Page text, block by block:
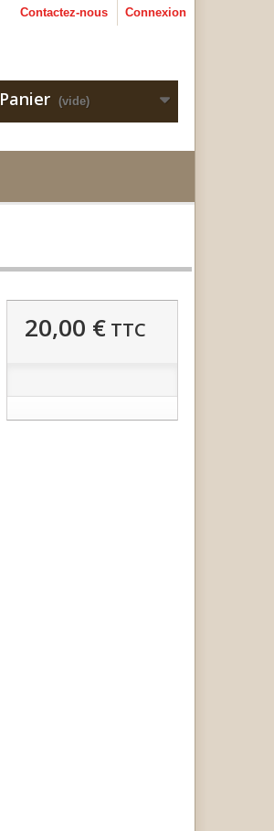
Connexion
Contactez-nous
Panier (vide)
20,00 €TTC